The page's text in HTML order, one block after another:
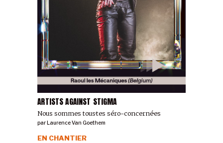
ARTISTS AGAINST STIGMA
Nous sommes tous·tes séro-concerné·es
par Laurence Van Goethem
EN CHANTIER